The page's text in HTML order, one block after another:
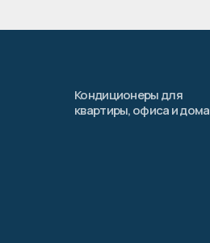
Кондиционеры для
квартиры, офиса и дома